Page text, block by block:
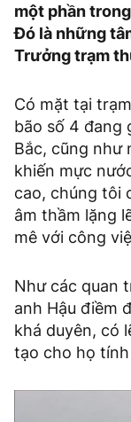
một phần
Đó là những
Trưởng trạm
Có mặt tại
bão số 4 đang
Bắc, cũng như
khiến mực
cao, chúng tôi
âm thầm lặng
mê với công
Như các quan
anh Hậu điềm
khá duyên, có
tạo cho họ